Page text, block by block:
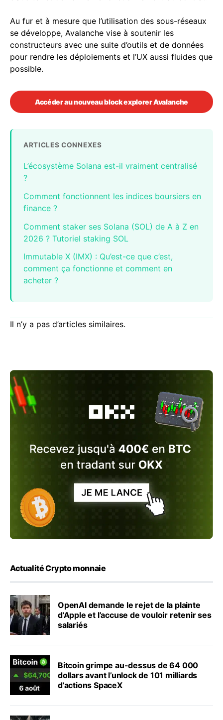
Au fur et à mesure que l’utilisation des sous-réseaux
se développe, Avalanche vise à soutenir les
constructeurs avec une suite d’outils et de données
pour rendre les déploiements et l’UX aussi fluides que
possible.
Accéder au nouveau block explorer Avalanche
ARTICLES CONNEXES
L’écosystème Solana est-il vraiment centralisé
?
Comment fonctionnent les indices boursiers en
finance ?
Comment staker ses Solana (SOL) de A à Z en
2026 ? Tutoriel staking SOL
Immutable X (IMX) : Qu’est-ce que c’est,
comment ça fonctionne et comment en
acheter ?
Il n’y a pas d’articles similaires.
Actualité Crypto monnaie
OpenAI demande le rejet de la plainte
d’Apple et l’accuse de vouloir retenir ses
salariés
Bitcoin grimpe au-dessus de 64 000
dollars avant l’unlock de 101 milliards
d’actions SpaceX